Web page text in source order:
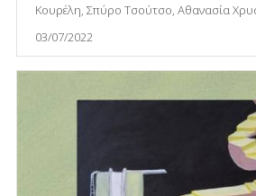
Κουρέλη, Σπύρο Τσούτσο, Αθανασία
03/07/2022